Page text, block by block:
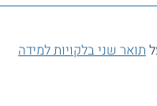
תואר שני בלקויות למידה